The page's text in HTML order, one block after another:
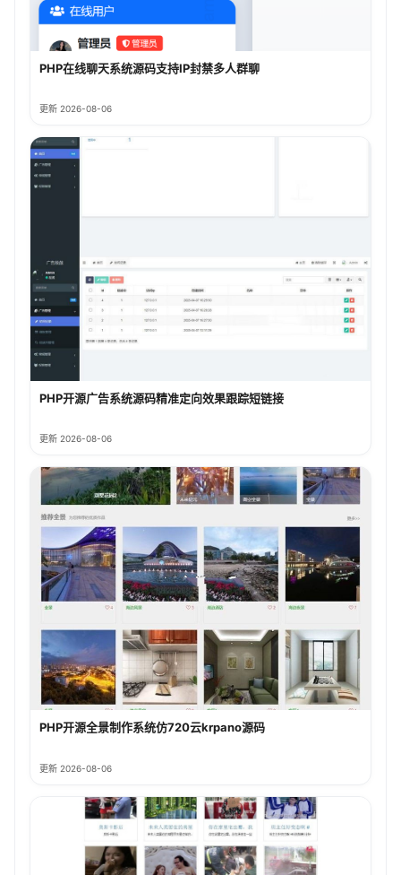
PHP在线聊天系统源码支持IP封禁多人群聊
更新 2026-08-06
PHP开源广告系统源码精准定向效果跟踪短链接
更新 2026-08-06
PHP开源全景制作系统仿720云krpano源码
更新 2026-08-06